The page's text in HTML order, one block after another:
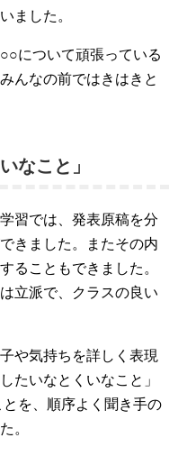
ました。
について頑張っている
んなの前ではきはきと
なこと」
習では、発表原稿を分
きました。またその内
ることもできました。
立派で、クラスの良い
や気持ちを詳しく表現
たいなとくいなこと」
を、順序よく聞き手の
。